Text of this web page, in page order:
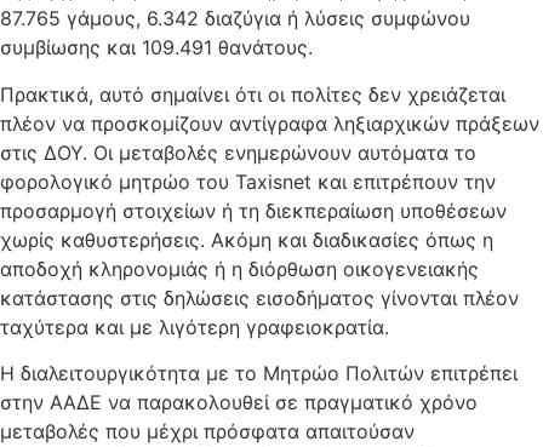
87.765 γάμους, 6.342 διαζύγια ή λύσεις συμφώνου
συμβίωσης και 109.491 θανάτους.
Πρακτικά, αυτό σημαίνει ότι οι πολίτες δεν χρειάζεται
πλέον να προσκομίζουν αντίγραφα ληξιαρχικών πράξεων
στις ΔΟΥ. Οι μεταβολές ενημερώνουν αυτόματα το
φορολογικό μητρώο του Taxisnet και επιτρέπουν την
προσαρμογή στοιχείων ή τη διεκπεραίωση υποθέσεων
χωρίς καθυστερήσεις. Ακόμη και διαδικασίες όπως η
αποδοχή κληρονομιάς ή η διόρθωση οικογενειακής
κατάστασης στις δηλώσεις εισοδήματος γίνονται πλέον
ταχύτερα και με λιγότερη γραφειοκρατία.
Η διαλειτουργικότητα με το Μητρώο Πολιτών επιτρέπει
στην ΑΑΔΕ να παρακολουθεί σε πραγματικό χρόνο
μεταβολές που μέχρι πρόσφατα απαιτούσαν